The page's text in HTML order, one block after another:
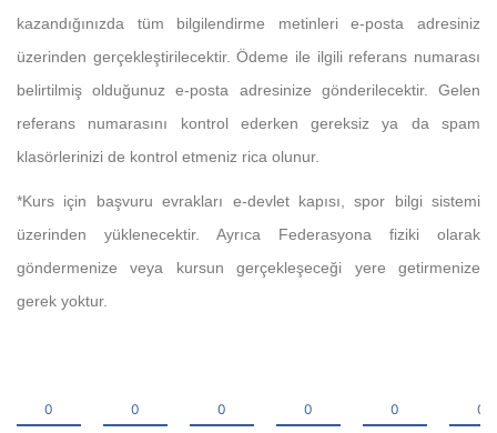
kazandığınızda tüm bilgilendirme metinleri e-posta adresiniz
üzerinden gerçekleştirilecektir. Ödeme ile ilgili referans numarası
belirtilmiş olduğunuz e-posta adresinize gönderilecektir. Gelen
referans numarasını kontrol ederken gereksiz ya da spam
klasörlerinizi de kontrol etmeniz rica olunur.
*Kurs için başvuru evrakları e-devlet kapısı, spor bilgi sistemi
üzerinden yüklenecektir. Ayrıca Federasyona fiziki olarak
göndermenize veya kursun gerçekleşeceği yere getirmenize
gerek yoktur.